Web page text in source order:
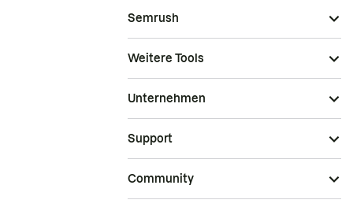
Semrush
Weitere Tools
Unternehmen
Support
Community